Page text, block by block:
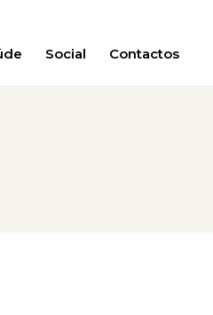
Social Contactos